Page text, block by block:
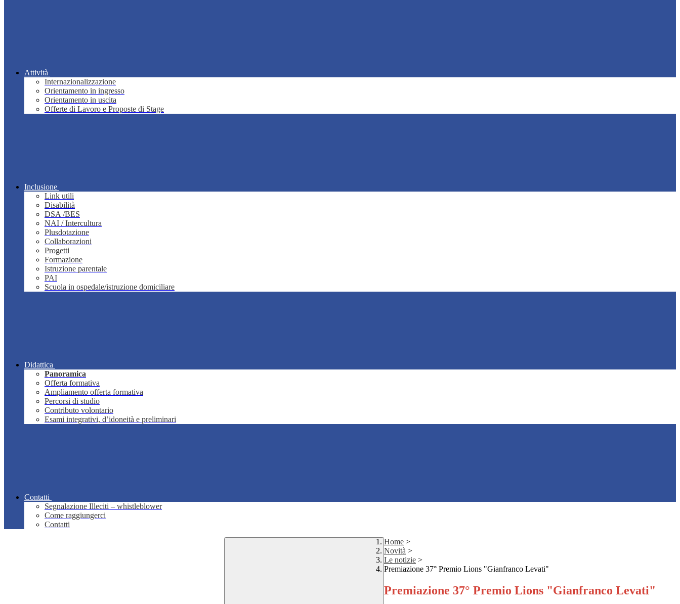
Attività
Internazionalizzazione
Orientamento in ingresso
Orientamento in uscita
Offerte di Lavoro e Proposte di Stage
Inclusione
Link utili
Disabilità
DSA /BES
NAI / Intercultura
Plusdotazione
Collaborazioni
Progetti
Formazione
Istruzione parentale
PAI
Scuola in ospedale/istruzione domiciliare
Didattica
Panoramica
Offerta formativa
Ampliamento offerta formativa
Percorsi di studio
Contributo volontario
Esami integrativi, d’idoneità e preliminari
Contatti
Segnalazione Illeciti – whistleblower
Come raggiungerci
Contatti
Home >
Novità >
Le notizie >
Premiazione 37° Premio Lions "Gianfranco Levati"
Premiazione 37° Premio Lions "Gianfranco Levati"